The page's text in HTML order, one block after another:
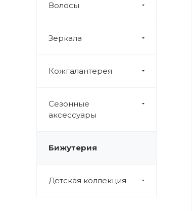
Волосы
Зеркала
Кожгалантерея
Сезонные
аксессуары
Бижутерия
Детская коллекция